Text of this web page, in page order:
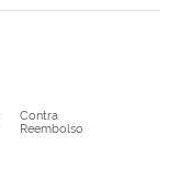
Contra
Reembolso